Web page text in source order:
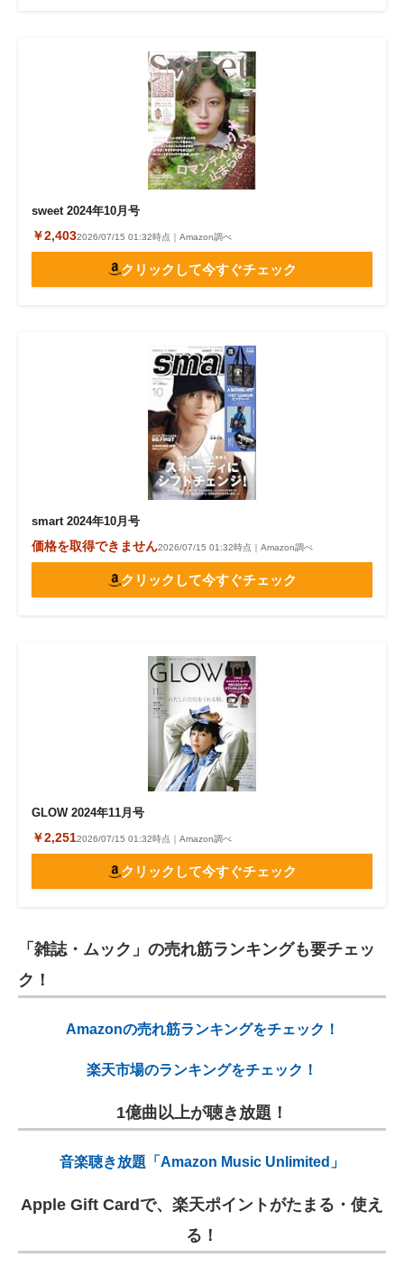
sweet 2024年10月号
￥2,4032026/07/15 01:32時点｜Amazon調べ
クリックして今すぐチェック
smart 2024年10月号
価格を取得できません2026/07/15 01:32時点｜Amazon調べ
クリックして今すぐチェック
GLOW 2024年11月号
￥2,2512026/07/15 01:32時点｜Amazon調べ
クリックして今すぐチェック
「雑誌・ムック」の売れ筋ランキングも要チェッ
ク！
Amazonの売れ筋ランキングをチェック！
楽天市場のランキングをチェック！
1億曲以上が聴き放題！
音楽聴き放題「Amazon Music Unlimited」
Apple Gift Cardで、楽天ポイントがたまる・使え
る！